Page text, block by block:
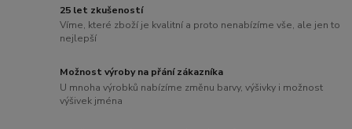
25 let zkušeností
Víme, které zboží je kvalitní a proto nenabízíme vše, ale jen to
nejlepší
Možnost výroby na přání zákazníka
U mnoha výrobků nabízíme změnu barvy, výšivky i možnost
výšivek jména